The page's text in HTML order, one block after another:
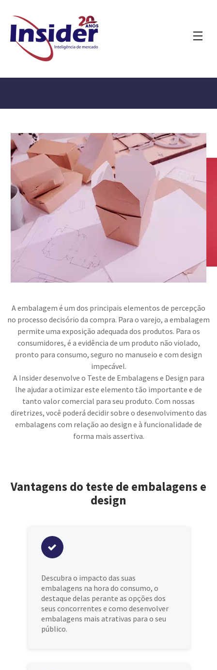
A embalagem é um dos principais elementos de percepção
no processo decisório da compra. Para o varejo, a embalagem
permite uma exposição adequada dos produtos. Para os
consumidores, é a evidência de um produto não violado,
pronto para consumo, seguro no manuseio e com design
impecável.
A Insider desenvolve o Teste de Embalagens e Design para
lhe ajudar a otimizar este elemento tão importante e de
tanto valor comercial para seu produto. Com nossas
diretrizes, você poderá decidir sobre o desenvolvimento das
embalagens com relação ao design e à funcionalidade de
forma mais assertiva.
Vantagens do teste de embalagens e
design
Descubra o impacto das suas
embalagens na hora do consumo, o
destaque delas perante as opções dos
seus concorrentes e como desenvolver
embalagens mais atrativas para o seu
público.